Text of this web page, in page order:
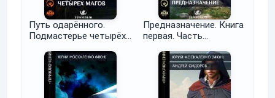
Путь одарённого.
Подмастерье четырёх
часть первая
Предназначение. Книга
первая. Часть